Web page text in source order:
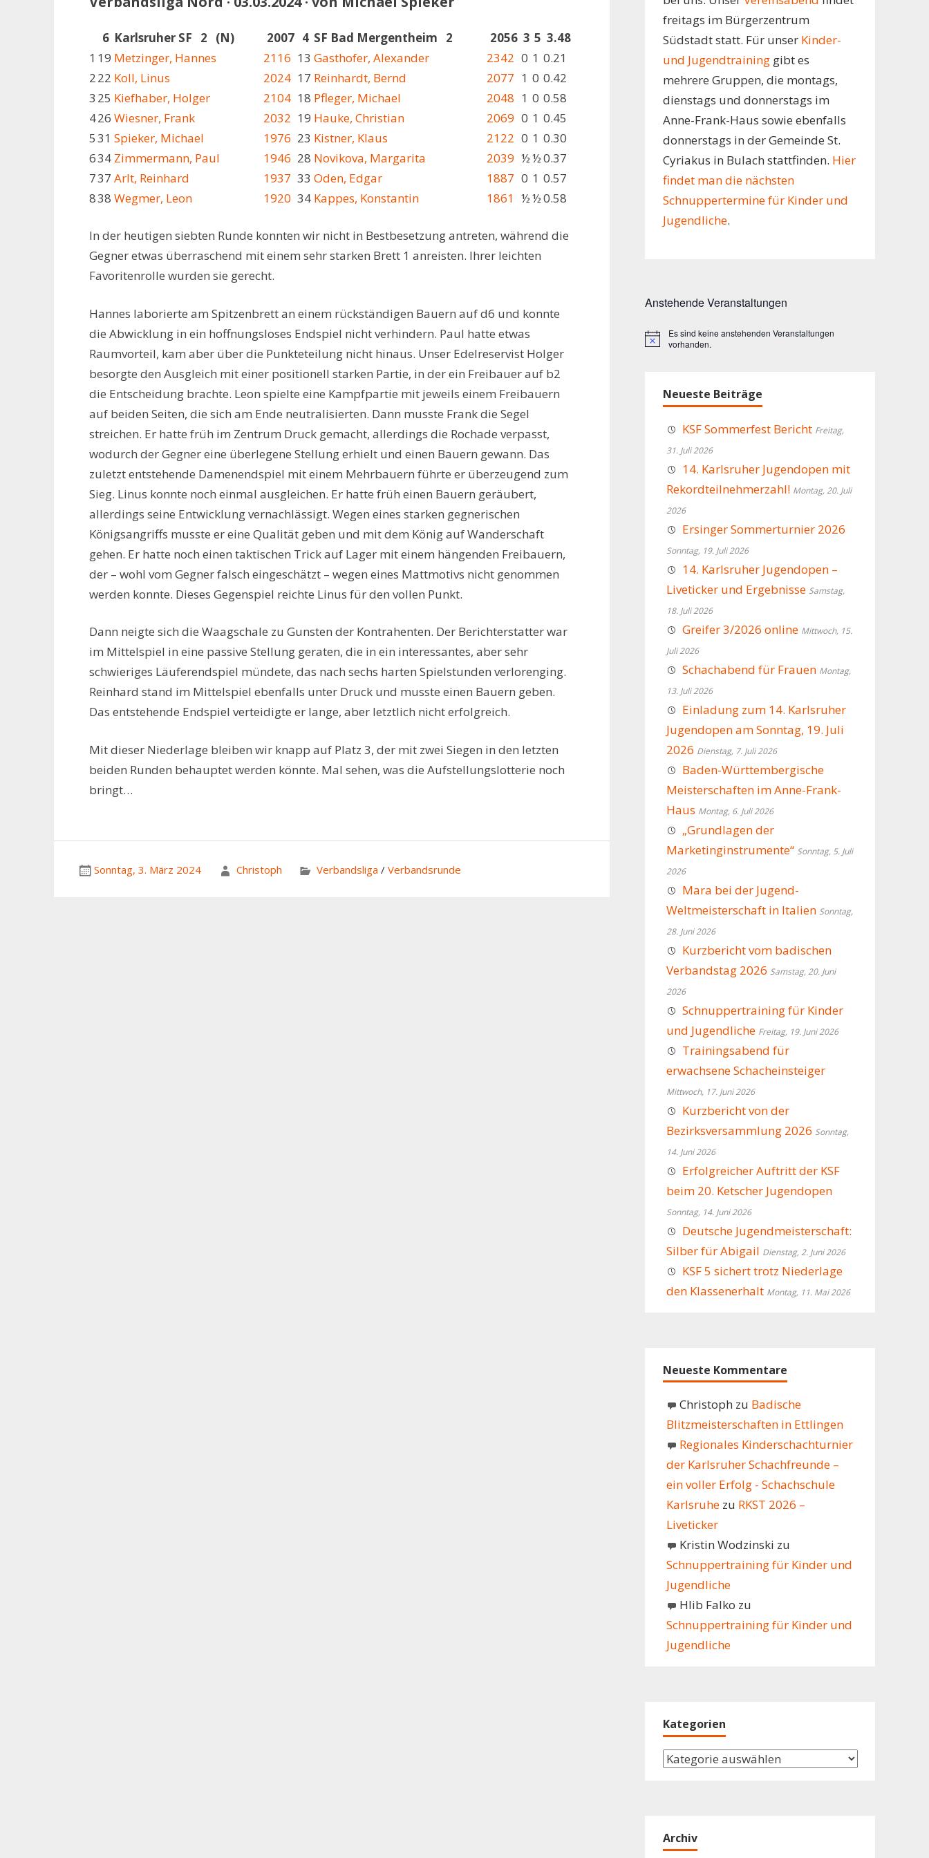
6 Karlsruher SF 2 (N) 2007 4 SF Bad Mergentheim 2 2056 3 5 3.48
1 19 Metzinger, Hannes 2116 13 Gasthofer, Alexander 2342 0 1 0.21
222 Koll, Linus 2024 17 Reinhardt, Bernd 2077 1 0 0.42
3 25 Kiefhaber, Holger 2104 18 Pfleger, Michael 2048 1 0 0.58
426 Wiesner, Frank 2032 19 Hauke, Christian 2069 0 1 0.45
531 Spieker, Michael 1976 23 Kistner, Klaus 2122 0 1 0.30
634 Zimmermann, Paul 1946 28 Novikova, Margarita 2039 ½½0.37
737 Arlt, Reinhard 1937 33 Oden, Edgar 1887 0 1 0.57
838 Wegmer, Leon 1920 34 Kappes, Konstantin 1861 ½½0.58
In der heutigen siebten Runde konnten wir nicht in Bestbesetzung antreten, während die
Gegner etwas überraschend mit einem sehr starken Brett 1 anreisten. Ihrer leichten
Favoritenrolle wurden sie gerecht.
Hannes laborierte am Spitzenbrett an einem rückständigen Bauern auf d6 und konnte
die Abwicklung in ein hoffnungsloses Endspiel nicht verhindern. Paul hatte etwas
Raumvorteil, kam aber über die Punkteteilung nicht hinaus. Unser Edelreservist Holger
besorgte den Ausgleich mit einer positionell starken Partie, in der ein Freibauer auf b2
die Entscheidung brachte. Leon spielte eine Kampfpartie mit jeweils einem Freibauern
auf beiden Seiten, die sich am Ende neutralisierten. Dann musste Frank die Segel
streichen. Er hatte früh im Zentrum Druck gemacht, allerdings die Rochade verpasst,
wodurch der Gegner eine überlegene Stellung erhielt und einen Bauern gewann. Das
zuletzt entstehende Damenendspiel mit einem Mehrbauern führte er überzeugend zum
Sieg. Linus konnte noch einmal ausgleichen. Er hatte früh einen Bauern geräubert,
allerdings seine Entwicklung vernachlässigt. Wegen eines starken gegnerischen
Königsangriffs musste er eine Qualität geben und mit dem König auf Wanderschaft
gehen. Er hatte noch einen taktischen Trick auf Lager mit einem hängenden Freibauern,
der – wohl vom Gegner falsch eingeschätzt – wegen eines Mattmotivs nicht genommen
werden konnte. Dieses Gegenspiel reichte Linus für den vollen Punkt.
Dann neigte sich die Waagschale zu Gunsten der Kontrahenten. Der Berichterstatter war
im Mittelspiel in eine passive Stellung geraten, die in ein interessantes, aber sehr
schwieriges Läuferendspiel mündete, das nach sechs harten Spielstunden verlorenging.
Reinhard stand im Mittelspiel ebenfalls unter Druck und musste einen Bauern geben.
Das entstehende Endspiel verteidigte er lange, aber letztlich nicht erfolgreich.
Mit dieser Niederlage bleiben wir knapp auf Platz 3, der mit zwei Siegen in den letzten
beiden Runden behauptet werden könnte. Mal sehen, was die Aufstellungslotterie noch
bringt…
Sonntag, 3. März 2024 Christoph Verbandsliga / Verbandsrunde
freitags im Bürgerzentrum
Südstadt statt. Für unser Kinder-
und Jugendtraininggibt es
mehrere Gruppen, die montags,
dienstags und donnerstags im
Anne-Frank-Haus sowie ebenfalls
donnerstags in der Gemeinde St.
Cyriakus in Bulach stattfinden. Hier
findet man die nächsten
Schnuppertermine für Kinder und
Jugendliche.
Anstehende Veranstaltungen
Hinweis
Es sind keine anstehenden Veranstaltungen
vorhanden.
Neueste Beiträge
KSF Sommerfest Bericht Freitag,
31. Juli 2026
14. Karlsruher Jugendopen mit
Rekordteilnehmerzahl! Montag, 20. Juli
2026
Ersinger Sommerturnier 2026
Sonntag, 19. Juli 2026
14. Karlsruher Jugendopen –
Liveticker und Ergebnisse Samstag,
18. Juli 2026
Greifer 3/2026 online Mittwoch, 15.
Juli 2026
Schachabend für Frauen Montag,
13. Juli 2026
Einladung zum 14. Karlsruher
Jugendopen am Sonntag, 19. Juli
2026 Dienstag, 7. Juli 2026
Baden-Württembergische
Meisterschaften im Anne-Frank-
Haus Montag, 6. Juli 2026
„Grundlagen der
Marketinginstrumente“ Sonntag, 5. Juli
2026
Mara bei der Jugend-
Weltmeisterschaft in Italien Sonntag,
28. Juni 2026
Kurzbericht vom badischen
Verbandstag 2026 Samstag, 20. Juni
2026
Schnuppertraining für Kinder
und Jugendliche Freitag, 19. Juni 2026
Trainingsabend für
erwachsene Schacheinsteiger
Mittwoch, 17. Juni 2026
Kurzbericht von der
Bezirksversammlung 2026 Sonntag,
14. Juni 2026
Erfolgreicher Auftritt der KSF
beim 20. Ketscher Jugendopen
Sonntag, 14. Juni 2026
Deutsche Jugendmeisterschaft:
Silber für Abigail Dienstag, 2. Juni 2026
KSF 5 sichert trotz Niederlage
den Klassenerhalt Montag, 11. Mai 2026
Neueste Kommentare
Christoph zu Badische
Blitzmeisterschaften in Ettlingen
Regionales Kinderschachturnier
der Karlsruher Schachfreunde –
ein voller Erfolg - Schachschule
Karlsruhezu RKST 2026 –
Liveticker
Kristin Wodzinski zu
Schnuppertraining für Kinder und
Jugendliche
Hlib Falko zu
Schnuppertraining für Kinder und
Jugendliche
Kategorien
Kategorien
Archiv